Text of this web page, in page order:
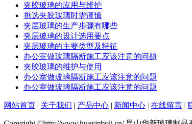
夹胶玻璃的应用与维护
挑选夹胶玻璃时需谨慎
夹层玻璃的生产步骤有哪些
夹层玻璃的设计选用要点
夹层玻璃的主要类型及特征
办公室做玻璃隔断施工应该注意的问题
夹胶玻璃的维护与使用
办公室做玻璃隔断施工应该注意的问题
办公室做玻璃隔断施工应该注意的问题
网站首页 | 关于我们 | 产品中心 | 新闻中心 | 在线留言 |